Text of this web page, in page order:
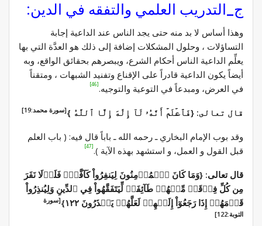
ج_التدريب العلمي والتفقه في الدين:
وهذا أساس لا بد منه حتى يجد الناس عند الداعية إجابة
التساؤلات ، وحلول المشكلات إضافة إلى ذلك هو العدَّة التي بها
يعلِّم الداعية الناس أحكام الشرع، ويبصرهم بحقائق الواقع، وبه
أيضاً يكون الداعية قادراً على الإقناع وتفنيد الشبهات ، ومتقناً
في العرض، ومبدعاً في التوعية والتوجيه.[46]
قال تعالى: {فَٱعۡلَمۡ أَنَّهُۥ لَآ إِلَٰهَ إِلَّا ٱللَّهُ }[سورة محمد:19]
وقد بوب الإمام البخاري ـ رحمه الله ـ باباً قال فيه: ( باب العلم
قبل القول و العمل، و استشهد بهذه الآية ).[47]
قال تعالى: {وَمَا كَانَ ٱلۡمُؤۡمِنُونَ لِيَنفِرُواْ كَآفَّةٗۚ فَلَوۡلَا نَفَرَ
مِن كُلِّ فِرۡقَةٖ مِّنۡهُمۡ طَآئِفَةٞ لِّيَتَفَقَّهُواْ فِي ٱلدِّينِ وَلِيُنذِرُواْ
قَوۡمَهُمۡ إِذَا رَجَعُوٓاْ إِلَيۡهِمۡ لَعَلَّهُمۡ يَحۡذَرُونَ ١٢٢}
[سورة
التوبة:122]